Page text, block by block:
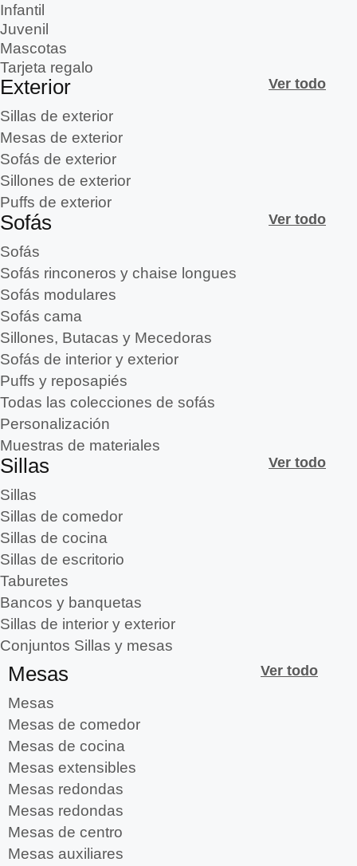
Infantil
Juvenil
Mascotas
Tarjeta regalo
Exterior Ver todo
Sillas de exterior
Mesas de exterior
Sofás de exterior
Sillones de exterior
Puffs de exterior
Sofás Ver todo
Sofás
Sofás rinconeros y chaise longues
Sofás modulares
Sofás cama
Sillones, Butacas y Mecedoras
Sofás de interior y exterior
Puffs y reposapiés
Todas las colecciones de sofás
Personalización
Muestras de materiales
Sillas Ver todo
Sillas
Sillas de comedor
Sillas de cocina
Sillas de escritorio
Taburetes
Bancos y banquetas
Sillas de interior y exterior
Conjuntos Sillas y mesas
Mesas Ver todo
Mesas
Mesas de comedor
Mesas de cocina
Mesas extensibles
Mesas redondas
Mesas redondas
Mesas de centro
Mesas auxiliares